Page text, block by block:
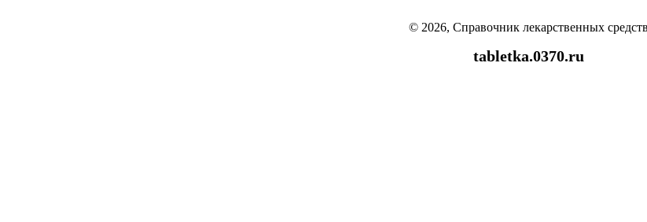
© 2026, Справочник лекарственных средств
tabletka.0370.ru